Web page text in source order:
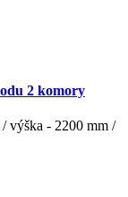
2 komory
výška - 2200 mm /